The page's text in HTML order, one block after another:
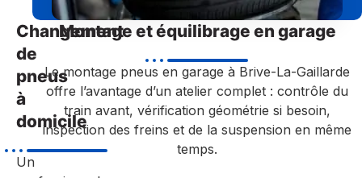
Changement
de
pneus
à
domicile
Un
Montage et équilibrage en garage
Le montage pneus en garage à Brive-La-Gaillarde
offre l’avantage d’un atelier complet : contrôle du
train avant, vérification géométrie si besoin,
inspection des freins et de la suspension en même
temps.